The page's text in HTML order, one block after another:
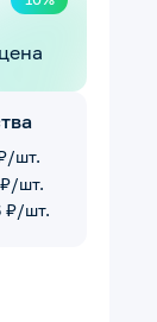
шт.
шт.
₽/шт.